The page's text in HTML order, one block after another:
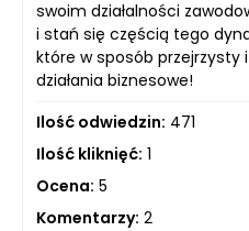
swoim działalności
i stań się częścią tego
które w sposób przejrzysty
działania biznesowe!
Ilość odwiedzin: 471
Ilość kliknięć: 1
Ocena: 5
Komentarzy: 2